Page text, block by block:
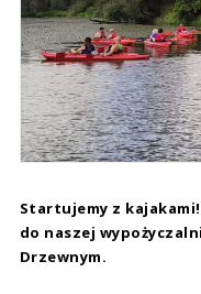
Startujemy z
do naszej
Drzewnym.